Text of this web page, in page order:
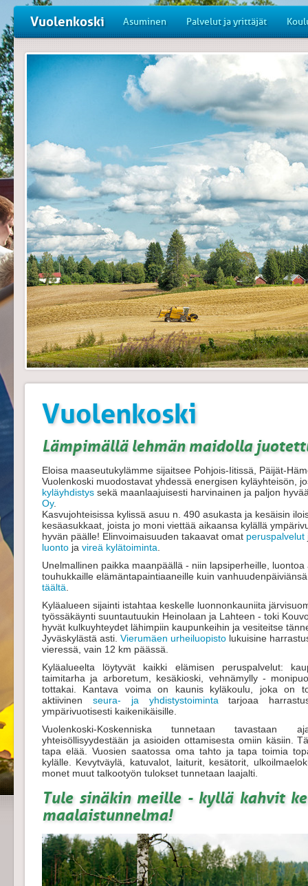
Vuolenkoski Asuminen Palvelut ja yrittäjät
Vuolenkoski
Lämpimällä lehmän maidolla
Eloisa maaseutukylämme sijaitsee Pohjois-Iitissä, Päijät-
Vuolenkoski muodostavat yhdessä energisen kyläyhteisön,
kyläyhdistys sekä maanlaajuisesti harvinainen ja paljon
Oy.
Kasvujohteisissa kylissä asuu n. 490 asukasta ja kesäisin
kesäasukkaat, joista jo moni viettää aikaansa kylällä
hyvän päälle! Elinvoimaisuuden takaavat omat peruspalvelut
luonto ja vireä kylätoiminta
Unelmallinen paikka maanpäällä - niin lapsiperheille,
touhukkaille elämäntapaintiaaneille kuin
täältä
Kyläalueen sijainti istahtaa keskelle luonnonkauniita
työssäkäynti suuntautuukin Heinolaan ja Lahteen - toki
hyvät kulkuyhteydet lähimpiin kaupunkeihin ja vesiteitse
Jyväskylästä asti. Vierumäen urheiluopisto lukuisine
vieressä, vain 12 km päässä.
Kyläalueelta löytyvät kaikki elämisen peruspalvelut:
taimitarha ja arboretum, kesäkioski, vehnämylly -
tottakai. Kantava voima on kaunis kyläkoulu, joka on
aktiivinen seura- ja yhdistystoiminta tarjoaa
ympärivuotisesti kaikenikäisille.
Vuolenkoski-Koskenniska tunnetaan tavastaan
yhteisöllisyydestään ja asioiden ottamisesta omiin käsiin.
tapa elää. Vuosien saatossa oma tahto ja tapa toimia
kylälle. Kevytväylä, katuvalot, laiturit, kesätorit,
monet muut talkootyön tulokset tunnetaan laajalti.
Tule sinäkin meille - kyllä kahvit
maalaistunnelma!